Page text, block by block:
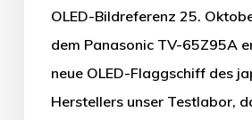
OLED-Bildreferenz 25.
dem Panasonic TV-65Z95A
neue OLED-Flaggschiff des
Herstellers unser Testlabor,